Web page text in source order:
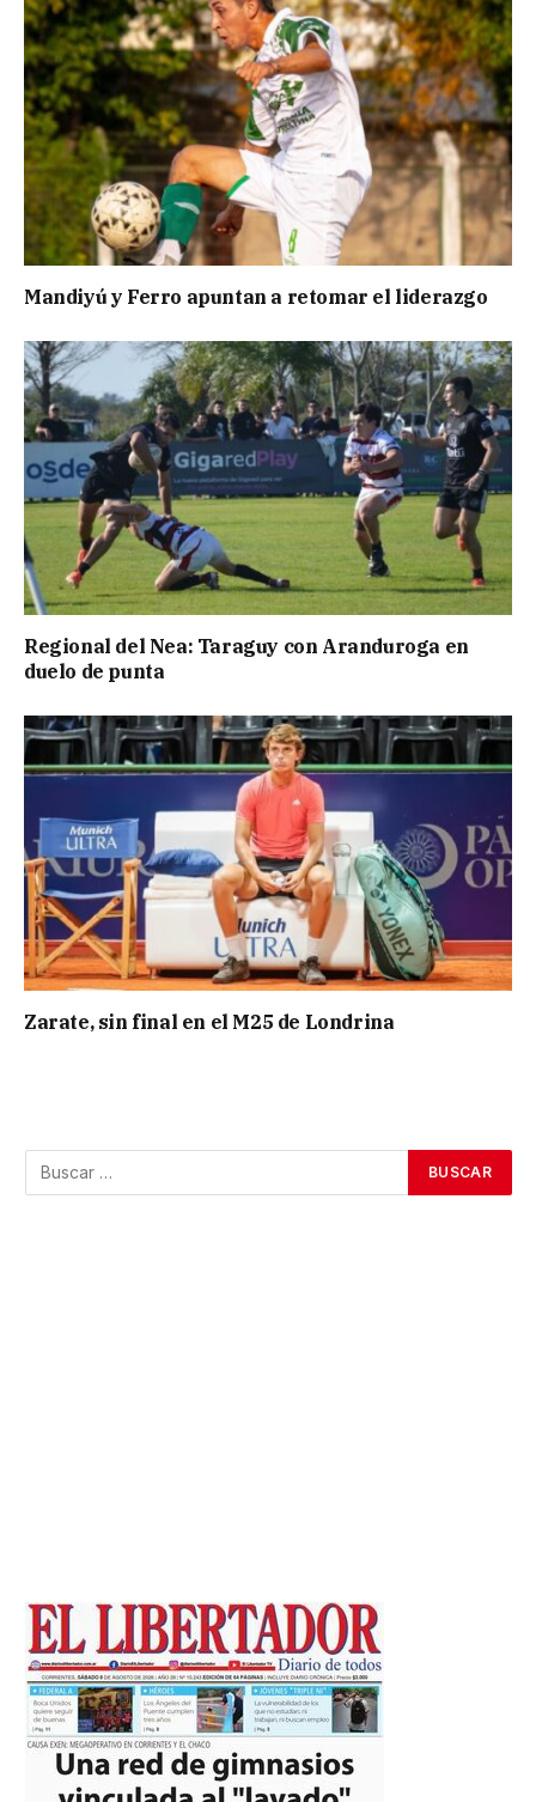
Mandiyú y Ferro apuntan a retomar el liderazgo
Regional del Nea: Taraguy con Aranduroga en
duelo de punta
Zarate, sin final en el M25 de Londrina